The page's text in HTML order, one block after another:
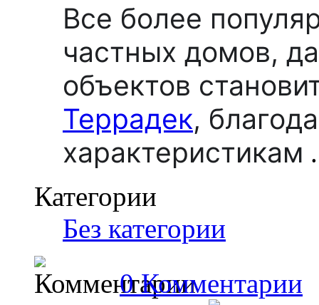
Все более
частных домов,
объектов
Террадек,
характеристикам
Категории
Без категории
0 Комментарии